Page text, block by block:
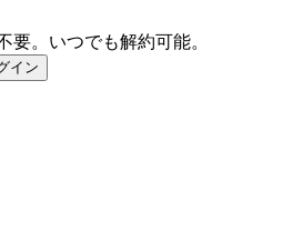
要。いつでも解約可能。
イン